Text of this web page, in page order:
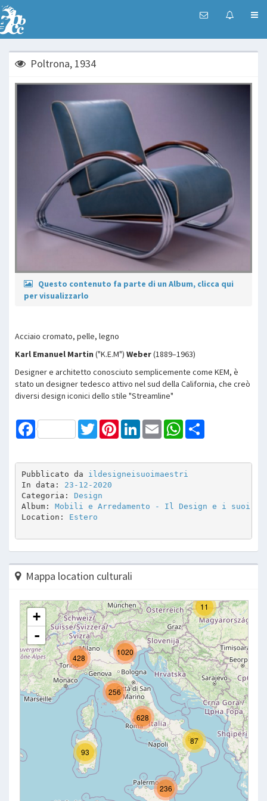
Poltrona, 1934
Questo contenuto fa parte di un Album, clicca qui
per visualizzarlo
Acciaio cromato, pelle, legno
Karl Emanuel Martin ("K.E.M") Weber(1889–1963)
Designer e architetto conosciuto semplicemente come KEM, è
stato un designer tedesco attivo nel sud della California, che creò
diversi design iconici dello stile "Streamline"
Facebook TwitterPinterestLinkedInEmail WhatsApp
Pubblicato da ildesigneisuoimaestri
In data: 23-12-2020
Categoria: Design
Album: Mobili e Arredamento - Il Design e i suoi
Location: Estero
Mappa location culturali